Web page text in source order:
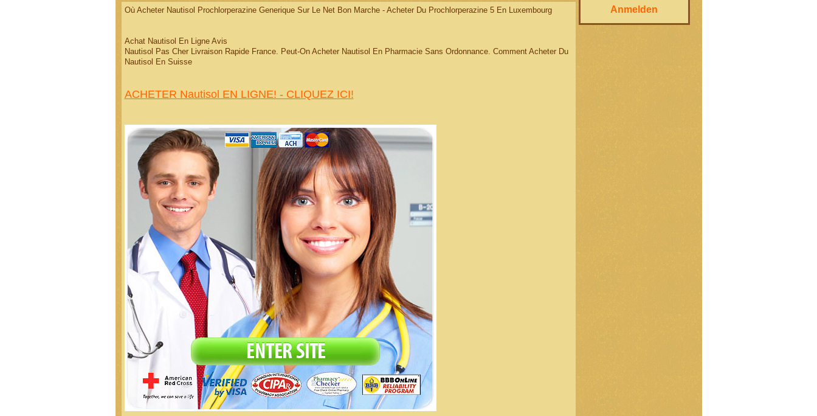
Où Acheter Nautisol Prochlorperazine Generique Sur Le Net Bon Marche - Acheter Du Prochlorperazine 5 En Luxembourg
Achat Nautisol En Ligne Avis
Nautisol Pas Cher Livraison Rapide France. Peut-On Acheter Nautisol En Pharmacie Sans Ordonnance. Comment Acheter Du
Nautisol En Suisse
ACHETER Nautisol EN LIGNE! - CLIQUEZ ICI!
Anmelden